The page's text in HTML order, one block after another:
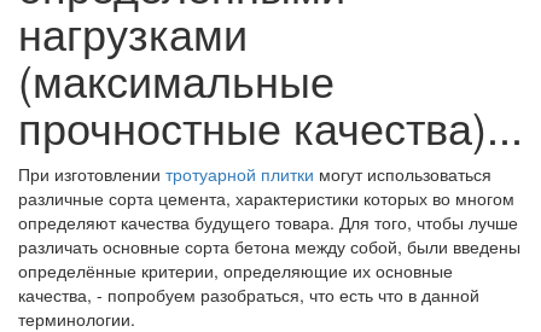
нагрузками
(максимальные
прочностные качества)...
При изготовлении тротуарной плитки могут использоваться
различные сорта цемента, характеристики которых во многом
определяют качества будущего товара. Для того, чтобы лучше
различать основные сорта бетона между собой, были введены
определённые критерии, определяющие их основные
качества, - попробуем разобраться, что есть что в данной
терминологии.